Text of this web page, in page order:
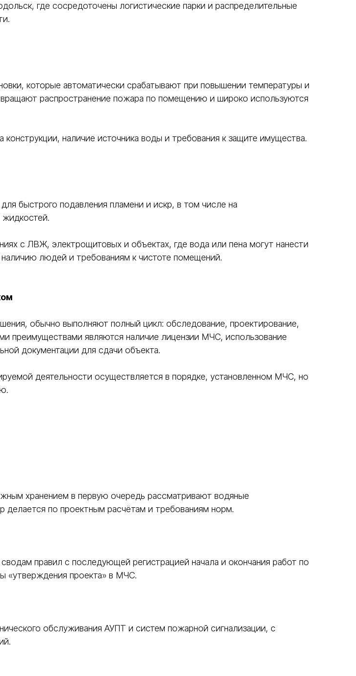
где сосредоточены логистические парки и распределительные
которые автоматически срабатывают при повышении температуры и
распространение пожара по помещению и широко используются
наличие источника воды и требования к защите имущества.
быстрого подавления пламени и искр, в том числе на
жидкостей.
с ЛВЖ, электрощитовых и объектах, где вода или пена могут нанести
людей и требованиям к чистоте помещений.
обычно выполняют полный цикл: обследование, проектирование,
преимуществами являются наличие лицензии МЧС, использование
документации для сдачи объекта.
деятельности осуществляется в порядке, установленном МЧС, но
хранением в первую очередь рассматривают водяные
по проектным расчётам и требованиям норм.
правил с последующей регистрацией начала и окончания работ по
«утверждения проекта» в МЧС.
обслуживания АУПТ и систем пожарной сигнализации, с